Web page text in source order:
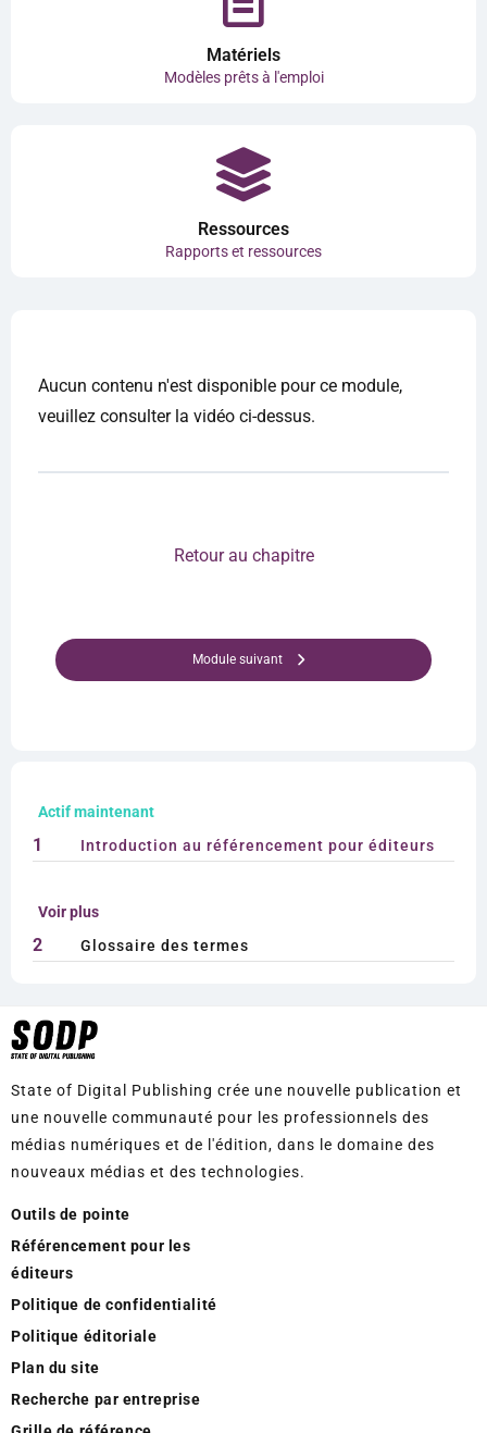
Matériels
Modèles prêts à l'emploi
Ressources
Rapports et ressources
Aucun contenu n'est disponible pour ce module,
veuillez consulter la vidéo ci-dessus.
Retour au chapitre
Module suivant
Actif maintenant
1 Introduction au référencement pour éditeurs
Voir plus
2 Glossaire des termes
State of Digital Publishing crée une nouvelle publication et
une nouvelle communauté pour les professionnels des
médias numériques et de l'édition, dans le domaine des
nouveaux médias et des technologies.
Outils de pointe
Référencement pour les
éditeurs
Politique de confidentialité
Politique éditoriale
Plan du site
Recherche par entreprise